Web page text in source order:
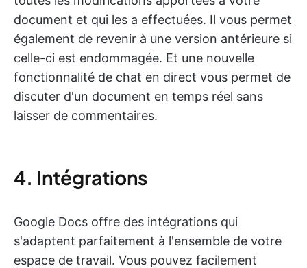
document et qui les a effectuées. Il vous permet
également de revenir à une version antérieure si
celle-ci est endommagée. Et une nouvelle
fonctionnalité de chat en direct vous permet de
discuter d'un document en temps réel sans
laisser de commentaires.
4. Intégrations
Google Docs offre des intégrations qui
s'adaptent parfaitement à l'ensemble de votre
espace de travail. Vous pouvez facilement